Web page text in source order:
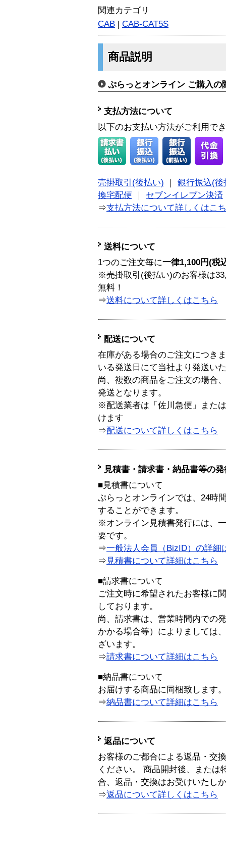
関連カテゴリ
CAB | CAB-CAT5S
商品説明
ぷらっとオンライン ご購入の
支払方法について
以下のお支払い方法がご利用で
売掛取引(後払い)
銀行振込(後
換宅配便
セブンイレブン決済
⇒支払方法について詳しくはこ
送料について
1つのご注文毎に一律1,100円(税
※売掛取引(後払い)のお客様は
無料！
⇒送料について詳しくはこちら
配送について
在庫がある場合のご注文につき
いる発送日にて当社より発送い
尚、複数の商品をご注文の場合
発送となります。
※配送業者は「佐川急便」また
けます
⇒配送について詳しくはこちら
見積書・請求書・納品書等の
■見積書について
ぷらっとオンラインでは、24時
することができます。
※オンライン見積書発行には、
要です。
⇒一般法人会員（BizID）の詳細
⇒ 見積書について詳細はこちら
■請求書について
ご注文時に希望されたお客様に
しております。
尚、請求書は、営業時間内での
かかる場合等）によりましては
ざいます。
⇒請求書について詳細はこちら
■納品書について
お届けする商品に同梱致します。
⇒納品書について詳細はこちら
返品について
お客様のご都合による返品・交
ください。 商品開封後、または
合、返品・交換はお受けいたし
⇒返品について詳しくはこちら